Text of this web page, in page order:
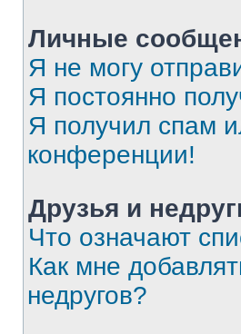
Личные
Я не могу
Я постоянно
Я получил спам
конференции!
Друзья и
Что означают
Как мне
недругов?